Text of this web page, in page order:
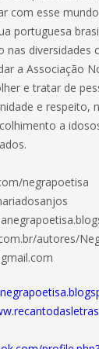
com esse
portuguesa
nas diversidades
a Associação
e tratar de
e respeito,
a
negrapoetisa
autores/